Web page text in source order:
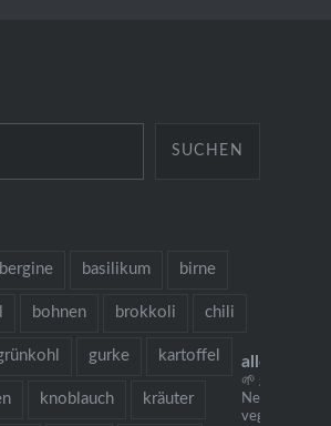
SUCHEN
basilikum birne
bohnen brokkoli chili
gurke kartoffel
knoblauch kräuter
🌱 grow cook
Neu: mein
vegetarisches